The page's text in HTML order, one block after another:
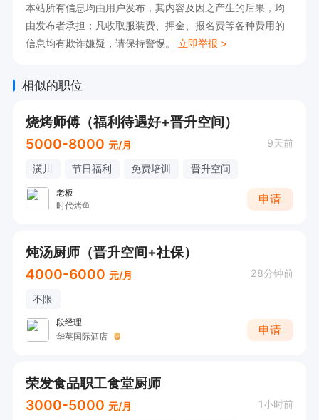
本站所有信息均由用户发布，其内容及因之产生的后果，均
由发布者承担；凡收取服装费、押金、报名费等各种费用的
信息均有欺诈嫌疑，请保持警惕。 立即举报 >
相似的职位
烧烤师傅（福利待遇好+晋升空间）
5000-8000 元/月 9天前
潢川 节日福利 免费培训 晋升空间
老板
时代烤鱼
申请
炖汤厨师（晋升空间+社保）
4000-6000 元/月 28分钟前
不限
段经理
华英国际酒店
申请
荣发食品职工食堂厨师
3000-5000 元/月 1小时前